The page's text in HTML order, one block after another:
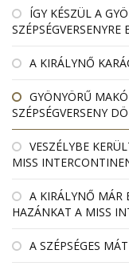
ÍGY KÉSZÜL A
A KIRÁLYNŐ
GYÖNYÖRŰ
SZÉPSÉGVERSENY
VESZÉLYBE
MISS
A KIRÁLYNŐ MÁR
HAZÁNKAT A MISS
A SZÉPSÉGES